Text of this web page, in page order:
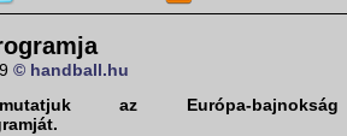
© handball.hu
az Európa-bajnokság